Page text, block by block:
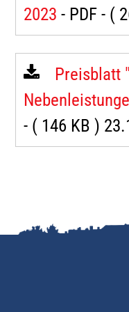
2023 - PDF - (
Preisblatt
- ( 146 KB )